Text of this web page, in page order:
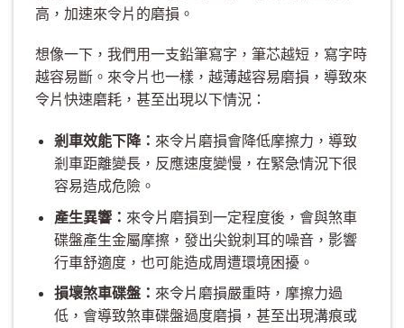
高，加速來令片的磨損。
想像一下，我們用一支鉛筆寫字，筆芯越短，寫字時
越容易斷。來令片也一樣，越薄越容易磨損，導致來
令片快速磨耗，甚至出現以下情況：
剎車效能下降： 來令片磨損會降低摩擦力，導致
剎車距離變長，反應速度變慢，在緊急情況下很
容易造成危險。
產生異響： 來令片磨損到一定程度後，會與煞車
碟盤產生金屬摩擦，發出尖銳刺耳的噪音，影響
行車舒適度，也可能造成周遭環境困擾。
損壞煞車碟盤： 來令片磨損嚴重時，摩擦力過
低，會導致煞車碟盤過度磨損，甚至出現溝痕或